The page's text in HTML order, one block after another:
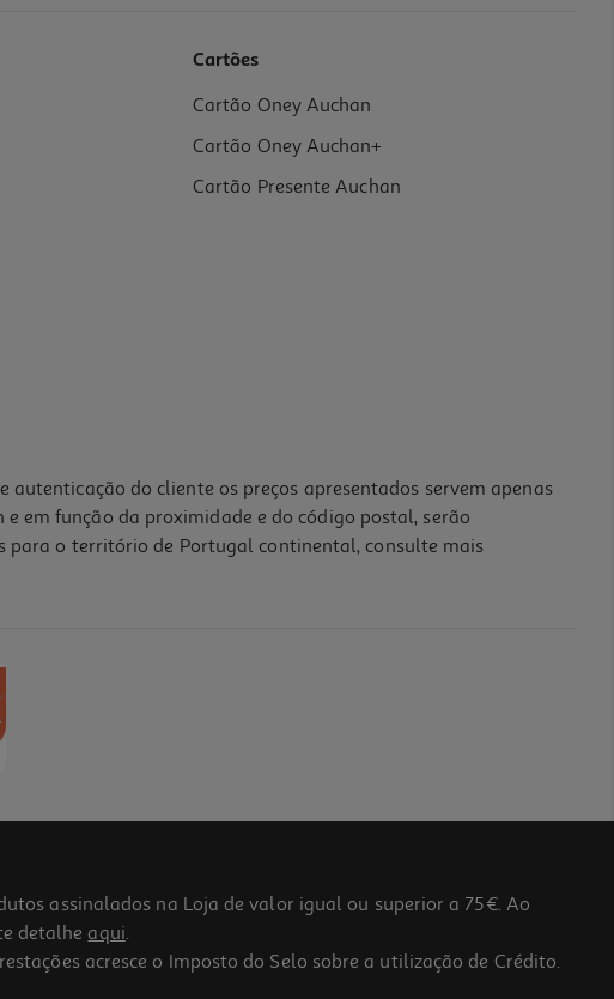
Cartões
Cartão Oney Auchan
Cartão Oney Auchan+
Cartão Presente Auchan
do cliente os preços apresentados servem apenas
em função da proximidade e do código postal, serão
para o território de Portugal continental, consulte mais
assinalados na Loja de valor igual ou superior a 75€. Ao
detalhe aqui.
acresce o Imposto do Selo sobre a utilização de Crédito.